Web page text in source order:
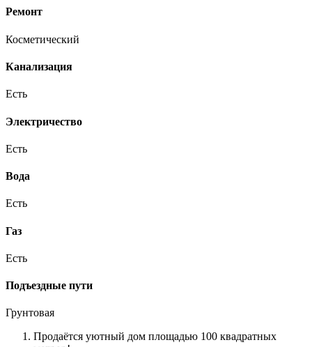
Ремонт
Косметический
Канализация
Есть
Электричество
Есть
Вода
Есть
Газ
Есть
Подъездные пути
Грунтовая
Продаётся уютный дом площадью 100 квадратных